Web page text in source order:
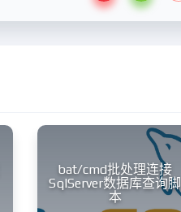
bat/cmd批处理连接
SqlServer数据库查询脚
本